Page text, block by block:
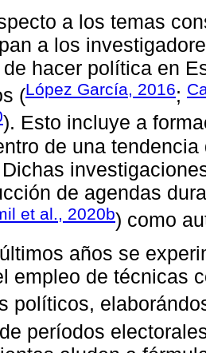
a los temas
a los
hacer política en
(López García, 2016;
). Esto incluye a
de una
de agendas
et al., 2020b) como
años se
empleo de técnicas
políticos,
períodos